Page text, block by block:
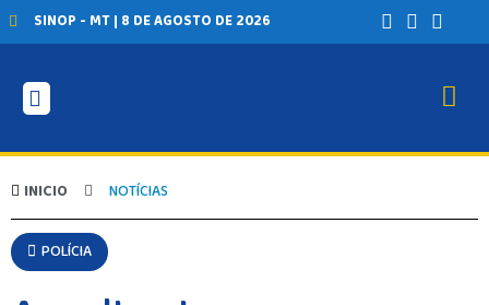
SINOP - MT | 8 DE AGOSTO DE 2026
INICIO NOTÍCIAS
POLÍCIA